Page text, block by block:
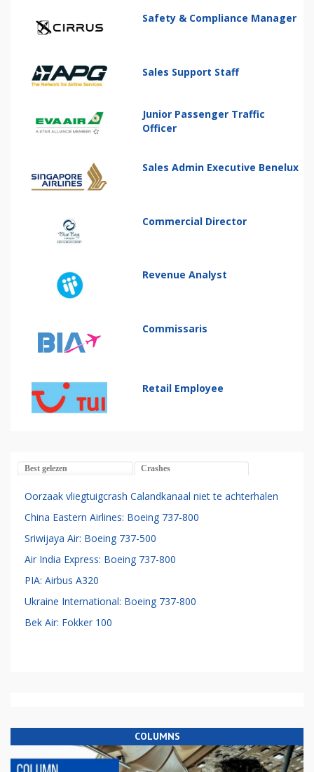
Safety & Compliance Manager
Sales Support Staff
Junior Passenger Traffic
Officer
Sales Admin Executive Benelux
Commercial Director
Revenue Analyst
Commissaris
Retail Employee
Best gelezen Crashes
Oorzaak vliegtuigcrash Calandkanaal niet te achterhalen
China Eastern Airlines: Boeing 737-800
Sriwijaya Air: Boeing 737-500
Air India Express: Boeing 737-800
PIA: Airbus A320
Ukraine International: Boeing 737-800
Bek Air: Fokker 100
COLUMNS